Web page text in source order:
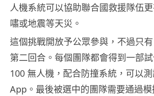
人機系統可以協助聯合國救援隊伍
嘯或地震等天災。
這個挑戰開放予公眾參與，不過只
第二回合。每個團隊都會得到一部
100 無人機，配合防撞系統，可以
App。最後被選中的團隊需要通過模